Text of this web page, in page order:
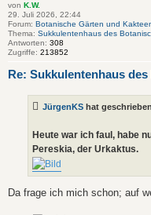
von K.W.
29. Juli 2026, 22:44
Forum: Botanische Gärten und
Thema: Sukkulentenhaus des
Antworten: 308
Zugriffe: 213852
Re: Sukkulentenhaus
JürgenKS hat
Heute war ich faul, habe
Pereskia, der Urkaktus.
Da frage ich mich schon; auf